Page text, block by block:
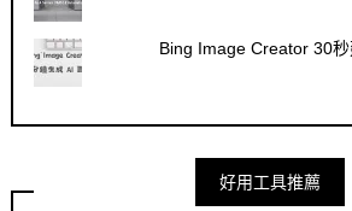
Bing Image Creator 30
好用工具推薦